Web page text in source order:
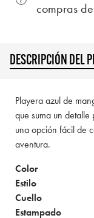
compras
DESCRIPCIÓN DEL
Playera azul de
que suma un
una opción fácil de
aventura.
Color
Estilo
Cuello
Estampado